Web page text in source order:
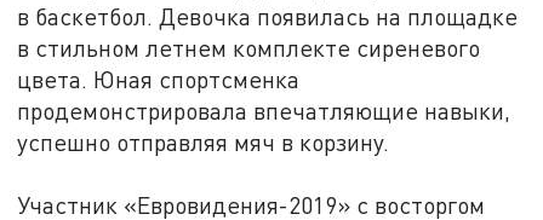
в баскетбол. Девочка появилась на площадке
в стильном летнем комплекте сиреневого
цвета. Юная спортсменка
продемонстрировала впечатляющие навыки,
успешно отправляя мяч в корзину.
Участник «Евровидения-2019» с восторгом